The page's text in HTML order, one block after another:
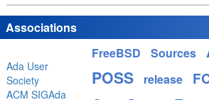
Associations
Ada User
Society
ACM SIGAda
FreeBSD Sources
POSS release